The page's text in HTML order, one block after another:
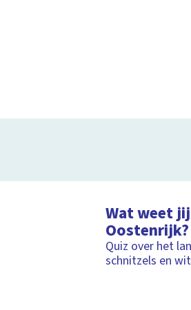
Wat weet
Oostenrijk?
Quiz over het
schnitzels en